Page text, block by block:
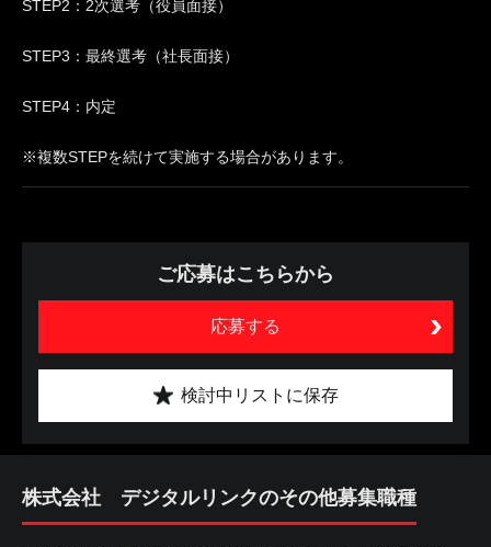
STEP2：2次選考（役員面接）
STEP3：最終選考（社長面接）
STEP4：内定
※複数STEPを続けて実施する場合があります。
ご応募はこちらから
応募する
検討中リストに保存
株式会社 デジタルリンクのその他募集職種